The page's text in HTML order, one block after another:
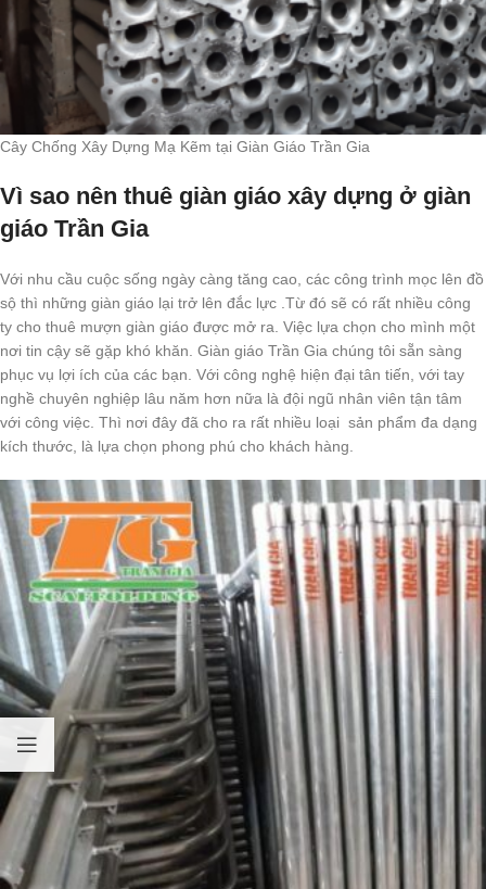
Cây Chống Xây Dựng Mạ Kẽm tại Giàn Giáo Trần Gia
Vì sao nên thuê giàn giáo xây dựng ở giàn
giáo Trần Gia
Với nhu cầu cuộc sống ngày càng tăng cao, các công trình mọc lên đồ
sộ thì những giàn giáo lại trở lên đắc lực .Từ đó sẽ có rất nhiều công
ty cho thuê mượn giàn giáo được mở ra. Việc lựa chọn cho mình một
nơi tin cậy sẽ gặp khó khăn. Giàn giáo Trần Gia chúng tôi sẵn sàng
phục vụ lợi ích của các bạn. Với công nghệ hiện đại tân tiến, với tay
nghề chuyên nghiệp lâu năm hơn nữa là đội ngũ nhân viên tận tâm
với công việc. Thì nơi đây đã cho ra rất nhiều loại sản phẩm đa dạng
kích thước, là lựa chọn phong phú cho khách hàng.